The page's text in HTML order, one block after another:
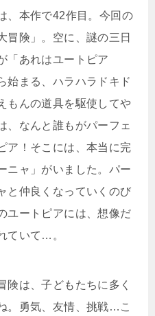
、本作で42作目。今回の
冒険」。空に、謎の三日
「あれはユートピア
始まる、ハラハラドキド
もんの道具を駆使してや
、なんと誰もがパーフェ
ア！そこには、本当に完
ニャ」がいました。パー
と仲良くなっていくのび
ユートピアには、想像だ
ていて…。
険は、子どもたちに多く
。勇気、友情、挑戦…こ